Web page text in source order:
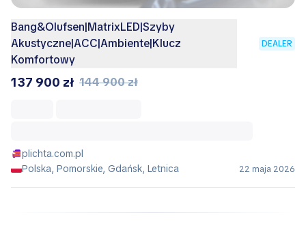
Bang&Olufsen|MatrixLED|Szyby
Akustyczne|ACC|Ambiente|Klucz
Komfortowy
DEALER
137 900 zł 144 900 zł
plichta.com.pl
Polska, Pomorskie, Gdańsk, Letnica
22 maja 2026